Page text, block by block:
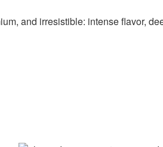
and irresistible: intense flavor,